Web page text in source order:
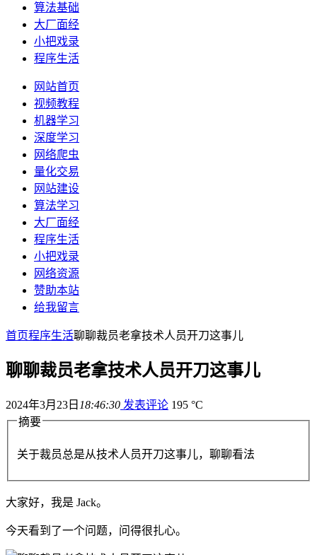
算法基础
大厂面经
小把戏录
程序生活
网站首页
视频教程
机器学习
深度学习
网络爬虫
量化交易
网站建设
算法学习
大厂面经
程序生活
小把戏录
网络资源
赞助本站
给我留言
首页程序生活聊聊裁员老拿技术人员开刀这事儿
聊聊裁员老拿技术人员开刀这事儿
2024年3月23日 18:46:30 发表评论 195 °C
摘要
关于裁员总是从技术人员开刀这事儿，聊聊看法
大家好，我是 Jack。
今天看到了一个问题，问得很扎心。